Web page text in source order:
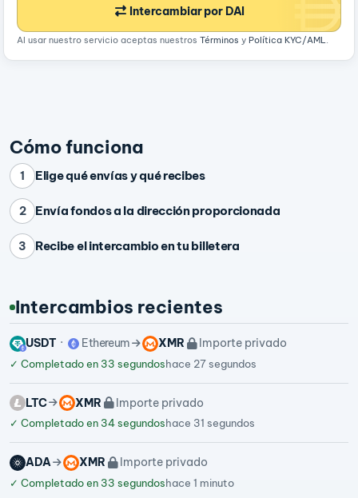
Intercambiar por DAI
Al usar nuestro servicio aceptas nuestros Términos y Política KYC/AML.
Cómo funciona
1 Elige qué envías y qué recibes
2 Envía fondos a la dirección proporcionada
3 Recibe el intercambio en tu billetera
Intercambios recientes
USDT Ethereum XMR Importe privado
✓ Completado en 33 segundoshace 27 segundos
LTC XMR Importe privado
✓ Completado en 34 segundoshace 31 segundos
ADA XMR Importe privado
✓ Completado en 33 segundoshace 1 minuto